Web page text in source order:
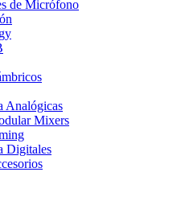
de Micrófono
Analógicas
Mixers
Digitales